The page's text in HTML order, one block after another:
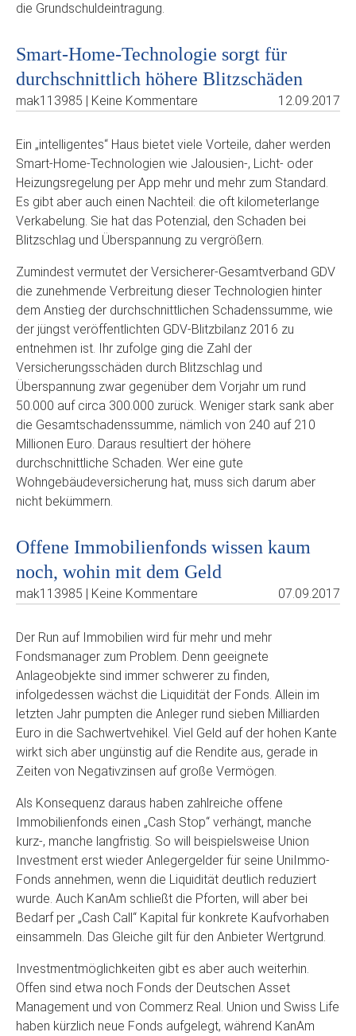
die Grundschuldeintragung.
Smart-Home-Technologie sorgt für
durchschnittlich höhere Blitzschäden
mak113985 | Keine Kommentare 12.09.2017
Ein „intelligentes“ Haus bietet viele Vorteile, daher werden
Smart-Home-Technologien wie Jalousien-, Licht- oder
Heizungsregelung per App mehr und mehr zum Standard.
Es gibt aber auch einen Nachteil: die oft kilometerlange
Verkabelung. Sie hat das Potenzial, den Schaden bei
Blitzschlag und Überspannung zu vergrößern.
Zumindest vermutet der Versicherer-Gesamtverband GDV
die zunehmende Verbreitung dieser Technologien hinter
dem Anstieg der durchschnittlichen Schadenssumme, wie
der jüngst veröffentlichten GDV-Blitzbilanz 2016 zu
entnehmen ist. Ihr zufolge ging die Zahl der
Versicherungsschäden durch Blitzschlag und
Überspannung zwar gegenüber dem Vorjahr um rund
50.000 auf circa 300.000 zurück. Weniger stark sank aber
die Gesamtschadenssumme, nämlich von 240 auf 210
Millionen Euro. Daraus resultiert der höhere
durchschnittliche Schaden. Wer eine gute
Wohngebäudeversicherung hat, muss sich darum aber
nicht bekümmern.
Offene Immobilienfonds wissen kaum
noch, wohin mit dem Geld
mak113985 | Keine Kommentare 07.09.2017
Der Run auf Immobilien wird für mehr und mehr
Fondsmanager zum Problem. Denn geeignete
Anlageobjekte sind immer schwerer zu finden,
infolgedessen wächst die Liquidität der Fonds. Allein im
letzten Jahr pumpten die Anleger rund sieben Milliarden
Euro in die Sachwertvehikel. Viel Geld auf der hohen Kante
wirkt sich aber ungünstig auf die Rendite aus, gerade in
Zeiten von Negativzinsen auf große Vermögen.
Als Konsequenz daraus haben zahlreiche offene
Immobilienfonds einen „Cash Stop“ verhängt, manche
kurz-, manche langfristig. So will beispielsweise Union
Investment erst wieder Anlegergelder für seine UniImmo-
Fonds annehmen, wenn die Liquidität deutlich reduziert
wurde. Auch KanAm schließt die Pforten, will aber bei
Bedarf per „Cash Call“ Kapital für konkrete Kaufvorhaben
einsammeln. Das Gleiche gilt für den Anbieter Wertgrund.
Investmentmöglichkeiten gibt es aber auch weiterhin.
Offen sind etwa noch Fonds der Deutschen Asset
Management und von Commerz Real. Union und Swiss Life
haben kürzlich neue Fonds aufgelegt, während KanAm